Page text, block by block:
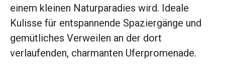
einem kleinen Naturparadies wird. Ideale
Kulisse für entspannende Spaziergänge und
gemütliches Verweilen an der dort
verlaufenden, charmanten Uferpromenade.